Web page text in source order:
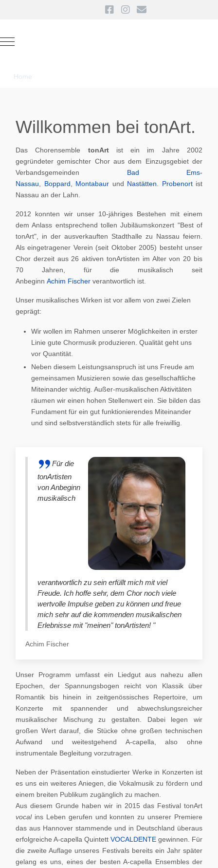
Mobile Menu Toggle
Home
Willkommen bei tonArt.
Das Chorensemble tonArt ist ein im Jahre 2002
gegründeter gemischter Chor aus dem Einzugsgebiet der
Verbandsgemeinden Bad Ems-
Nassau
Boppard Montabaur und Nastätten Probenortist
Nassau an der Lahn.
2012 konnten wir unser 10-jähriges Bestehen mit einem
dem Anlass entsprechend tollen Jubiläumskonzert "Best of
tonArt", in der ausverkauften Stadthalle zu Nassau feiern.
Als eingetragener Verein (seit Oktober 2005) besteht unser
Chor derzeit aus 26 aktiven tonArtisten im Alter von 20 bis
70 Jahren, für die musikalisch seit
Anbeginn Achim Fischer verantwortlich ist.
Unser musikalisches Wirken ist vor allem von zwei Zielen
geprägt:
Wir wollen im Rahmen unserer Möglichkeiten in erster
Linie gute Chormusik produzieren. Qualität geht uns
vor Quantität.
Neben diesem Leistungsanspruch ist uns Freude am
gemeinsamen Musizieren sowie das gesellschaftliche
Miteinander wichtig. Außer-musikalischen Aktivitäten
räumen wir einen hohen Stellenwert ein. Sie bilden das
Fundament für ein gut funktionierendes Miteinander
und sind selbstverständlich stets für alle freiwillig.
Für die
tonArtisten
von Anbeginn
musikalisch
verantwortlich zu sein erfüllt mich mit viel
Freude. Ich hoffe sehr, dem Chor noch viele
wertvolle Impulse geben zu können und freue
mich sehr auf die kommenden musikalischen
Erlebnisse mit "meinen" tonArtisten! "
Achim Fischer
Unser Programm umfasst ein Liedgut aus nahezu allen
Epochen, der Spannungsbogen reicht von Klassik über
Romantik bis hinein in zeitgenössisches Repertoire, um
Konzerte mit spannender und abwechslungsreicher
musikalischer Mischung zu gestalten. Dabei legen wir
großen Wert darauf, die Stücke ohne großen technischen
Aufwand und weitestgehend A-capella, also ohne
instrumentale Begleitung vorzutragen.
Neben der Präsentation einstudierter Werke in Konzerten ist
es uns ein weiteres Aniegen, die Vokalmusik zu fördern und
einem breiten Publikum zugänglich zu machen.
Aus diesem Grunde haben wir in 2015 das Festival tonArt
vocal ins Leben gerufen und konnten zu unserer Premiere
das aus Hannover stammende und in Deutschland überaus
erfolgreiche A-capella Quintett VOCALDENTE gewinnen. Für
die zweite Auflage unseres Festivals bereits ein Jahr später
gelang es uns, eines der besten A-capella Ensembles der